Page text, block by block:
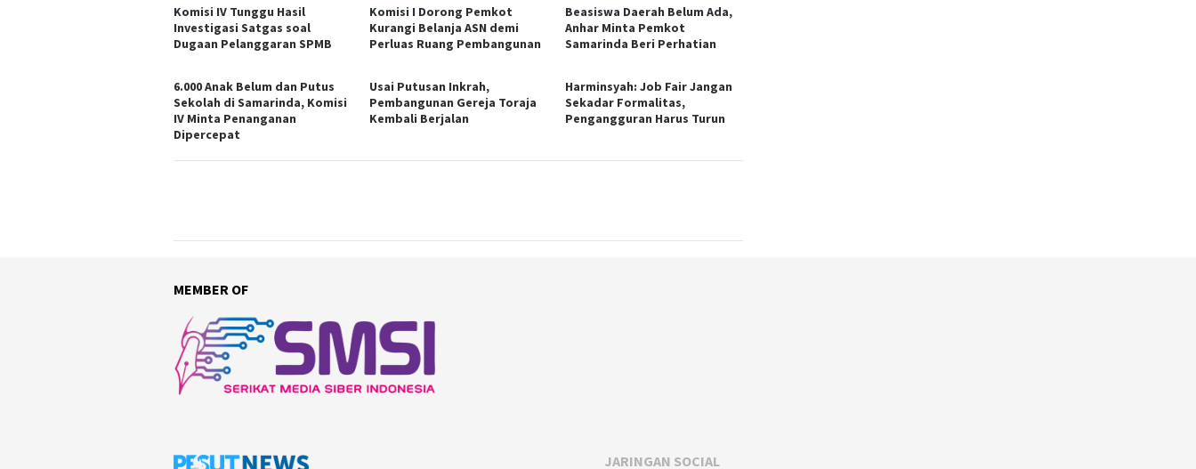
Komisi IV Tunggu Hasil
Investigasi Satgas soal
Dugaan Pelanggaran SPMB
Komisi I Dorong Pemkot
Kurangi Belanja ASN demi
Perluas Ruang Pembangunan
Beasiswa Daerah Belum Ada,
Anhar Minta Pemkot
Samarinda Beri Perhatian
6.000 Anak Belum dan Putus
Sekolah di Samarinda, Komisi
IV Minta Penanganan
Dipercepat
Usai Putusan Inkrah,
Pembangunan Gereja Toraja
Kembali Berjalan
Harminsyah: Job Fair Jangan
Sekadar Formalitas,
Pengangguran Harus Turun
MEMBER OF
JARINGAN SOCIAL